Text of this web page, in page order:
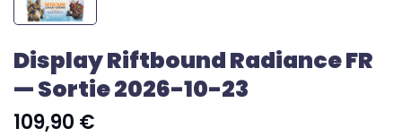
Display Riftbound Radiance FR
— Sortie 2026-10-23
109,90 €